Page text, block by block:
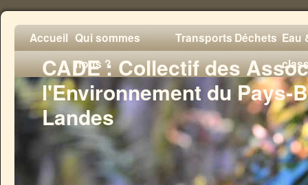
CADE : Collectif des
l'Environnement du Pays-
Landes
Accueil Qui sommes
nous ?
TransportsDéchets Eau